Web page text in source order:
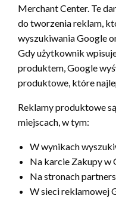
Merchant Center. Te
do tworzenia reklam,
wyszukiwania Google
Gdy użytkownik
produktem, Google
produktowe, które
Reklamy produktowe
miejscach, w tym:
W wynikach
Na karcie Zakupy w
Na stronach
W sieci reklamowej